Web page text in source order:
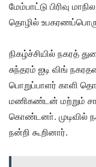
மேம்பாட்டு பிரிவு
தொழில்
நிகழ்ச்சியில் நகரத்
சுந்தரம் ஐடி விங்
பொறுப்பாளர் காளி
மணிகண்டன் மற்றும்
கொண்டனா். முடிவில்
நன்றி கூறினார்.